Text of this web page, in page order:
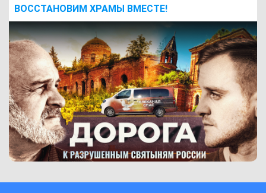
ВОCСТАНОВИМ ХРАМЫ ВМЕСТЕ!